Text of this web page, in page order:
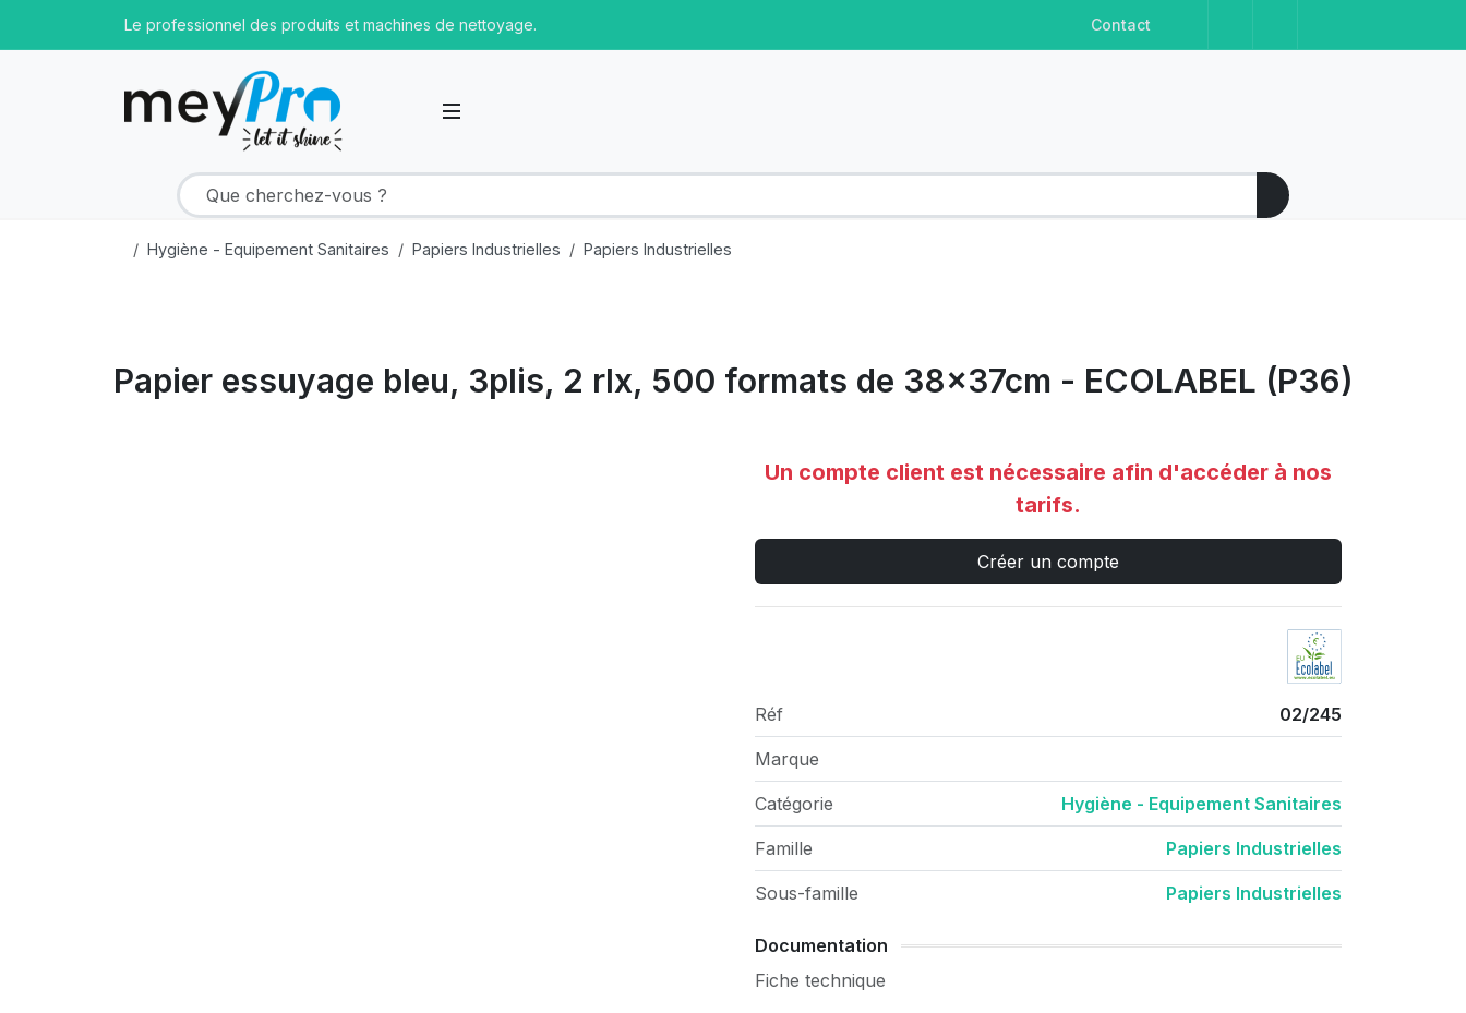
Le professionnel des produits et machines de nettoyage. Contact
Hygiène - Equipement Sanitaires Papiers Industrielles Papiers Industrielles
Papier essuyage bleu, 3plis, 2 rlx, 500 formats de 38x37cm - ECOLABEL (P36)
Un compte client est nécessaire afin d'accéder à nos
tarifs.
Créer un compte
Réf 02/245
Marque
Catégorie Hygiène - Equipement Sanitaires
Famille Papiers Industrielles
Sous-famille Papiers Industrielles
Documentation
Fiche technique